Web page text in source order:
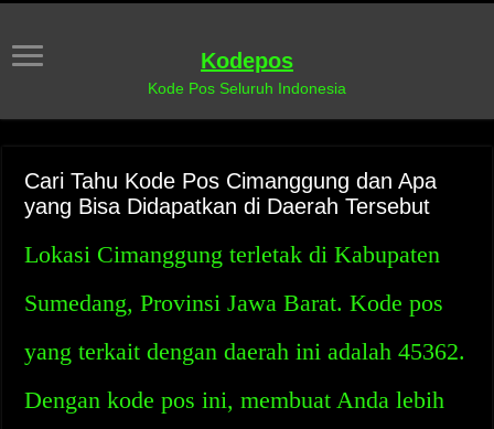
Kodepos
Kode Pos Seluruh Indonesia
Cari Tahu Kode Pos Cimanggung dan Apa
yang Bisa Didapatkan di Daerah Tersebut
Lokasi Cimanggung terletak di Kabupaten
Sumedang, Provinsi Jawa Barat. Kode pos
yang terkait dengan daerah ini adalah 45362.
Dengan kode pos ini, membuat Anda lebih